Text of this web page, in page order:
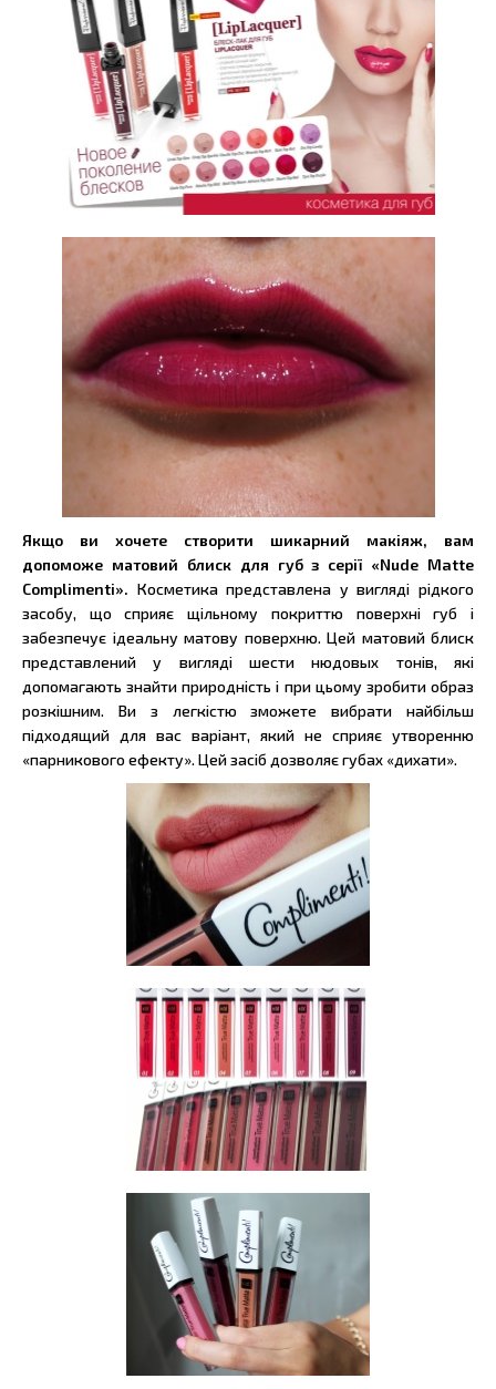
Якщо ви хочете створити шикарний макіяж, вам
допоможе матовий блиск для губ з серії «Nude Matte
Complimenti». Косметика представлена у вигляді рідкого
засобу, що сприяє щільному покриттю поверхні губ і
забезпечує ідеальну матову поверхню. Цей матовий блиск
представлений у вигляді шести нюдовых тонів, які
допомагають знайти природність і при цьому зробити образ
розкішним. Ви з легкістю зможете вибрати найбільш
підходящий для вас варіант, який не сприяє утворенню
«парникового ефекту». Цей засіб дозволяє губах «дихати».